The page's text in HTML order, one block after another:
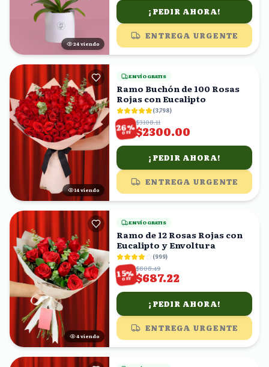
23 viendo
¡PEDIR AHORA!
ENTREGA URGENTE
13 viendo
ENVÍO GRATIS
Ramo Buchón de 100 Rosas
Rojas con Eucalipto
(3,798)
26%
OFF
$3108.11
$2300.00
¡PEDIR AHORA!
ENTREGA URGENTE
3 viendo
ENVÍO GRATIS
Ramo de 12 Rosas Rojas con
Eucalipto y Envoltura
(999)
15%
OFF
$808.49
$687.22
¡PEDIR AHORA!
ENTREGA URGENTE